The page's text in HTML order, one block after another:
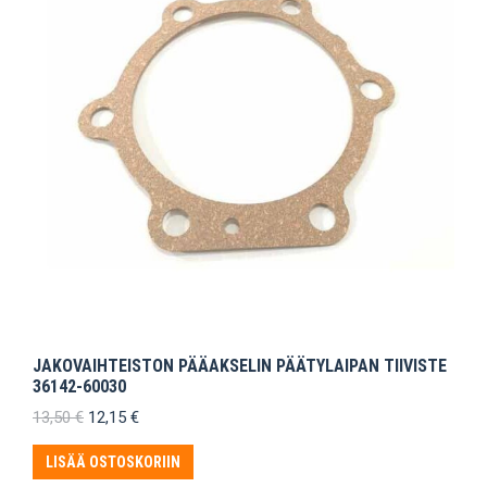
JAKOVAIHTEISTON PÄÄAKSELIN PÄÄTYLAIPAN TIIVISTE
36142-60030
13,50€ Alkuperäinen
oli:
13,50 €.
12,15 €Nykyinen
on:
12,15 €.
LISÄÄ OSTOSKORIIN